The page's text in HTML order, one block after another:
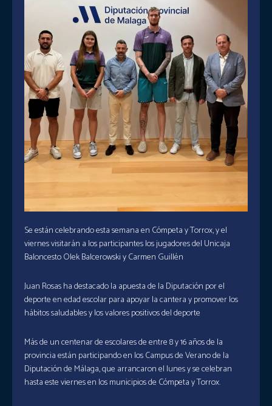
Se están celebrando esta semana en Cómpeta y Torrox, y el
viernes visitarán a los participantes los jugadores del Unicaja
Baloncesto Olek Balcerowski y Carmen Guillén
Juan Rosas ha destacado la apuesta de la Diputación por el
deporte en edad escolar para apoyar la cantera y promover los
hábitos saludables y los valores positivos del deporte
Más de un centenar de escolares de entre 8 y 16 años de la
provincia están participando en los Campus de Verano de la
Diputación de Málaga, que arrancaron el lunes y se celebran
hasta este viernes en los municipios de Cómpeta y Torrox.